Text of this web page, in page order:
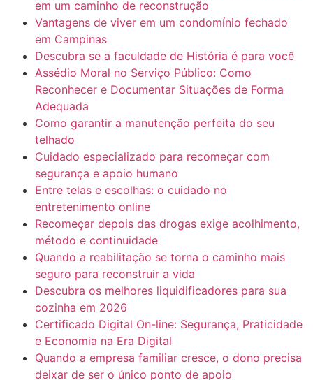
em um caminho de reconstrução
Vantagens de viver em um condomínio fechado
em Campinas
Descubra se a faculdade de História é para você
Assédio Moral no Serviço Público: Como
Reconhecer e Documentar Situações de Forma
Adequada
Como garantir a manutenção perfeita do seu
telhado
Cuidado especializado para recomeçar com
segurança e apoio humano
Entre telas e escolhas: o cuidado no
entretenimento online
Recomeçar depois das drogas exige acolhimento,
método e continuidade
Quando a reabilitação se torna o caminho mais
seguro para reconstruir a vida
Descubra os melhores liquidificadores para sua
cozinha em 2026
Certificado Digital On-line: Segurança, Praticidade
e Economia na Era Digital
Quando a empresa familiar cresce, o dono precisa
deixar de ser o único ponto de apoio